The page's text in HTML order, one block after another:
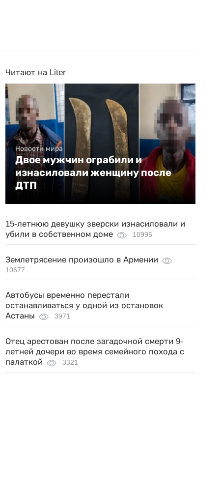
Читают на Liter
Новости мира
Двое мужчин ограбили и
изнасиловали женщину после
ДТП
15-летнюю девушку зверски изнасиловали и
убили в собственном доме
10995
Землетрясение произошло в Армении
10677
Автобусы временно перестали
останавливаться у одной из остановок
Астаны
3971
Отец арестован после загадочной смерти 9-
летней дочери во время семейного похода с
палаткой
3321